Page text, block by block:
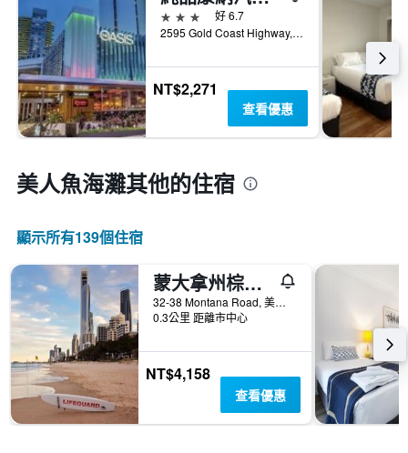
過
去
三
天
內
找
到
的
週
末
間
平
均
格。
3星級
好 6.7
2595 Gold Coast Highway, 美人魚海灘, QLD, 澳洲
NT$2,271
查看優惠
美人魚海灘​其他的住宿
顯示所有139​個住宿
蒙大拿州棕櫚假日公寓酒店
32-38 Montana Road, 美人魚海灘, QLD, 澳洲
0.3公里 距離市中心
NT$4,158
查看優惠